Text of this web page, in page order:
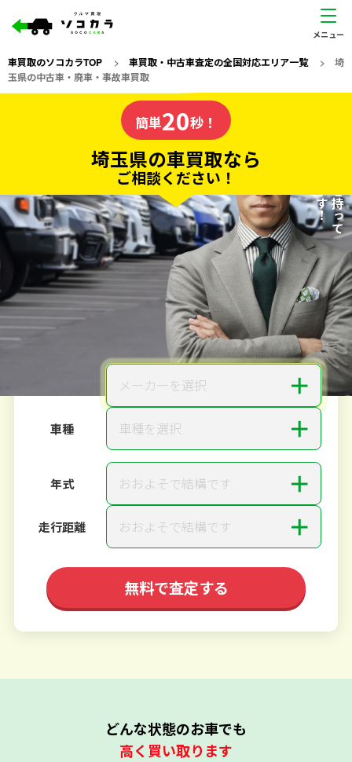
車買取のソコカラTOP > 車買取・中古車査定の全国対応エリア一覧> 埼
玉県の中古車・廃車・事故車買取
の車買取なら
ソコカラの
電話か出張か、高い方の査定を提案。
だから高価買取!
私たちが責任を持って
査定いたします！
簡単20秒！
埼玉県の車買取なら
ご相談ください！
20秒で入力完了！
無料で カンタンWeb査定
ご依頼いただいたお車を丁寧に査定いたします
メーカーを選択 ＋
車種 車種を選択 ＋
年式 おおよそで結構です ＋
走行距離 おおよそで結構です ＋
無料で査定する
どんな状態のお車でも
高く買い取ります